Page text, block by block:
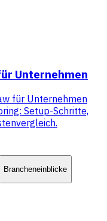
Unternehmen
für Unternehmen
Setup-Schritte,
Brancheneinblicke